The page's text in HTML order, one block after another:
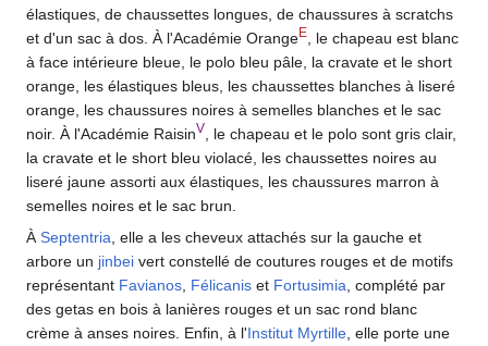
élastiques, de chaussettes longues, de chaussures à scratchs
et d'un sac à dos. À l'Académie OrangeE
, le chapeau est blanc
à face intérieure bleue, le polo bleu pâle, la cravate et le short
orange, les élastiques bleus, les chaussettes blanches à liseré
orange, les chaussures noires à semelles blanches et le sac
noir. À l'Académie RaisinV
, le chapeau et le polo sont gris clair,
la cravate et le short bleu violacé, les chaussettes noires au
liseré jaune assorti aux élastiques, les chaussures marron à
semelles noires et le sac brun.
À Septentria , elle a les cheveux attachés sur la gauche et
arbore un jinbei vert constellé de coutures rouges et de motifs
représentant Favianos Félicanis et Fortusimia , complété par
des getas en bois à lanières rouges et un sac rond blanc
crème à anses noires. Enfin, à l'Institut Myrtille , elle porte une